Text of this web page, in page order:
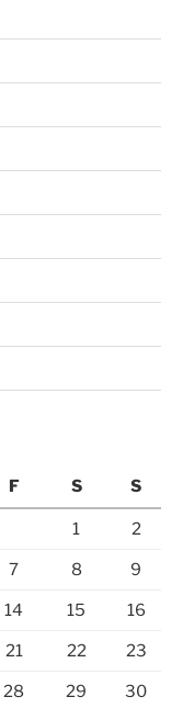
F S S
1 2
7 8 9
14 15 16
21 22 23
28 29 30